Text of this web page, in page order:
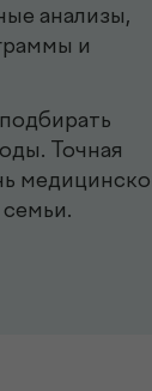
анализы,
и
Точная